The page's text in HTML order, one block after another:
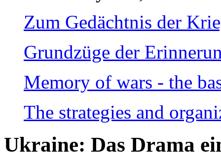
Zum Gedächtnis der
Grundzüge der
Memory of wars - the
The strategies and
Ukraine: Das Drama